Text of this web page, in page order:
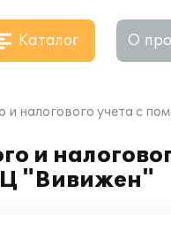
Каталог О
и налогового учета
и
"Вивижен"